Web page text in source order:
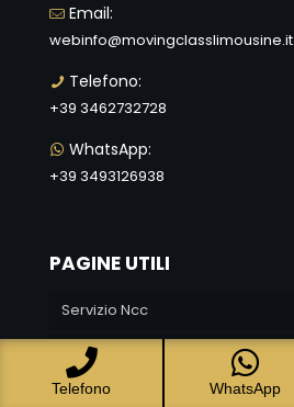
Email:
webinfo@movingclasslimousine.it
Telefono:
+39 3462732728
WhatsApp:
+39 3493126938
PAGINE UTILI
Servizio Ncc
Prenota la tua auto
Blog
Telefono WhatsApp